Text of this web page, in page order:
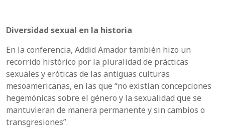
Diversidad sexual en la historia
En la conferencia, Addid Amador también hizo un
recorrido histórico por la pluralidad de prácticas
sexuales y eróticas de las antiguas culturas
mesoamericanas, en las que “no existían concepciones
hegemónicas sobre el género y la sexualidad que se
mantuvieran de manera permanente y sin cambios o
transgresiones”.